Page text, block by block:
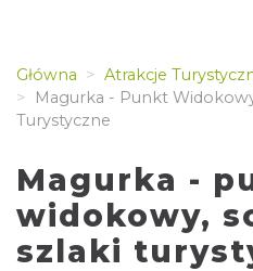
Główna
Atrakcje
Magurka - Punkt
Turystyczne
Magurka -
widokowy,
szlaki